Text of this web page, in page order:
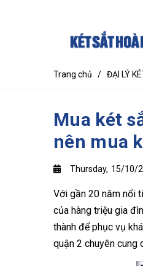
Trang chủ / ĐẠI LÝ
Mua két
nên mua
Thursday, 15/10/
Với gần 20 năm nổi
của hàng triệu gia
thành để phục vụ
quận 2 chuyên cung